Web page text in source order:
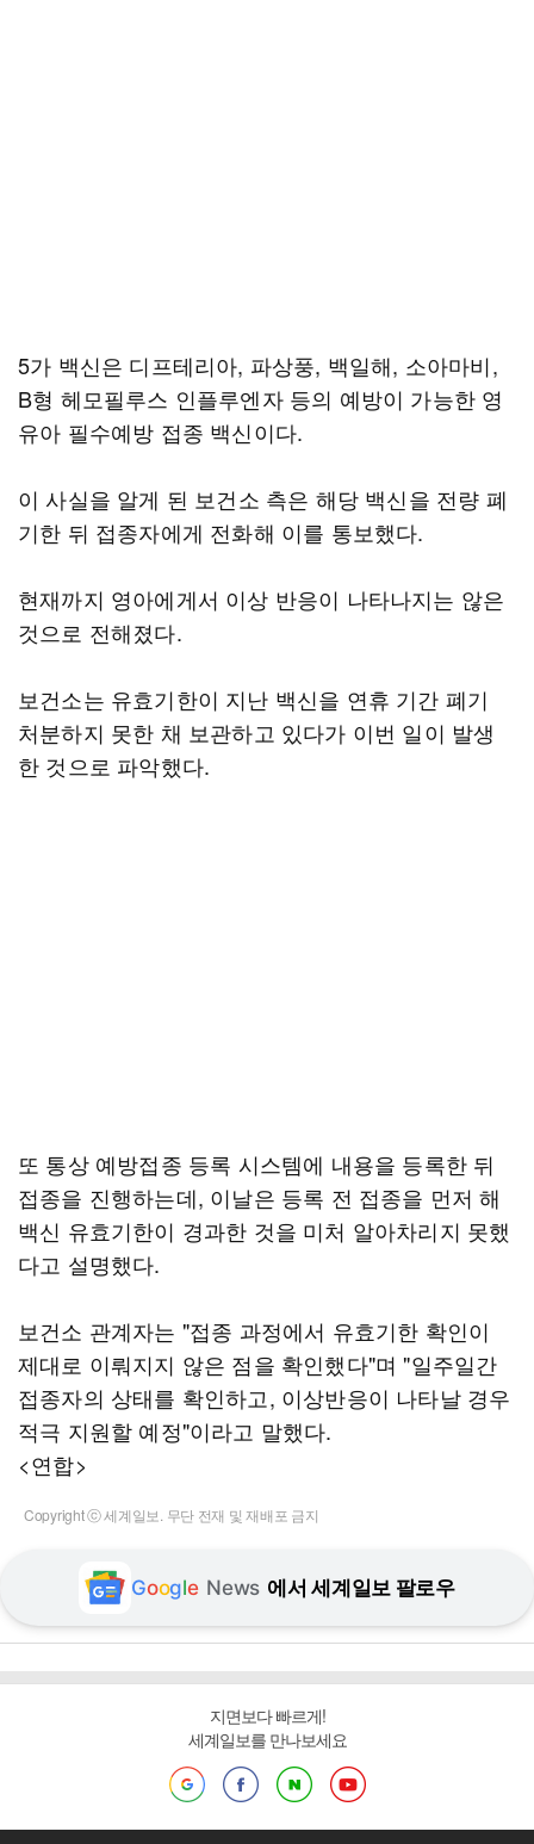
5가 백신은 디프테리아, 파상풍, 백일해, 소아마비,
B형 헤모필루스 인플루엔자 등의 예방이 가능한 영
유아 필수예방 접종 백신이다.
이 사실을 알게 된 보건소 측은 해당 백신을 전량 폐
기한 뒤 접종자에게 전화해 이를 통보했다.
현재까지 영아에게서 이상 반응이 나타나지는 않은
것으로 전해졌다.
보건소는 유효기한이 지난 백신을 연휴 기간 폐기
처분하지 못한 채 보관하고 있다가 이번 일이 발생
한 것으로 파악했다.
또 통상 예방접종 등록 시스템에 내용을 등록한 뒤
접종을 진행하는데, 이날은 등록 전 접종을 먼저 해
백신 유효기한이 경과한 것을 미처 알아차리지 못했
다고 설명했다.
보건소 관계자는 "접종 과정에서 유효기한 확인이
제대로 이뤄지지 않은 점을 확인했다"며 "일주일간
접종자의 상태를 확인하고, 이상반응이 나타날 경우
적극 지원할 예정"이라고 말했다.
<연합>
Copyright ⓒ 세계일보. 무단 전재 및 재배포 금지
Google News 에서 세계일보 팔로우
지면보다 빠르게!
세계일보를 만나보세요